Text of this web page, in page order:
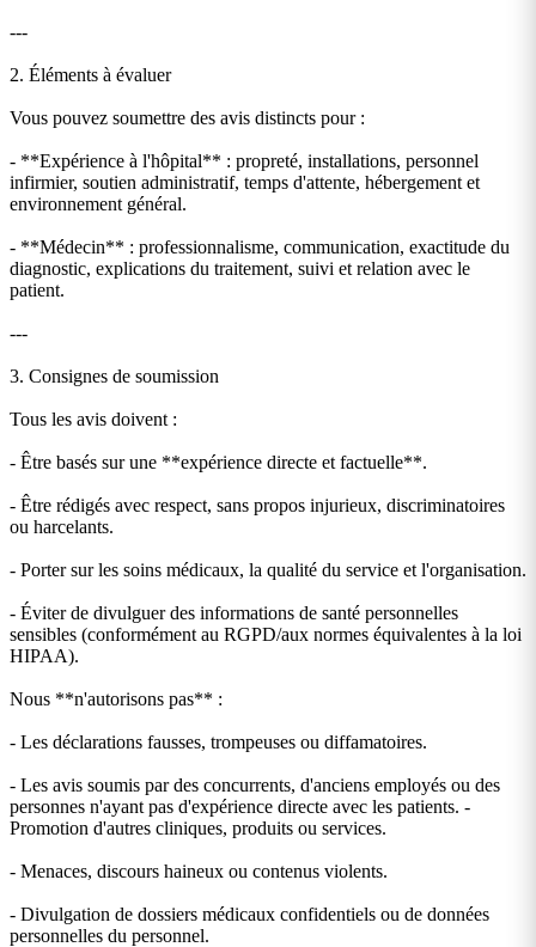
---
2. Éléments à évaluer
Vous pouvez soumettre des avis distincts pour :
- **Expérience à l'hôpital** : propreté, installations, personnel
infirmier, soutien administratif, temps d'attente, hébergement et
environnement général.
- **Médecin** : professionnalisme, communication, exactitude du
diagnostic, explications du traitement, suivi et relation avec le
patient.
---
3. Consignes de soumission
Tous les avis doivent :
- Être basés sur une **expérience directe et factuelle**.
- Être rédigés avec respect, sans propos injurieux, discriminatoires
ou harcelants.
- Porter sur les soins médicaux, la qualité du service et l'organisation.
- Éviter de divulguer des informations de santé personnelles
sensibles (conformément au RGPD/aux normes équivalentes à la loi
HIPAA).
Nous **n'autorisons pas** :
- Les déclarations fausses, trompeuses ou diffamatoires.
- Les avis soumis par des concurrents, d'anciens employés ou des
personnes n'ayant pas d'expérience directe avec les patients. -
Promotion d'autres cliniques, produits ou services.
- Menaces, discours haineux ou contenus violents.
- Divulgation de dossiers médicaux confidentiels ou de données
personnelles du personnel.